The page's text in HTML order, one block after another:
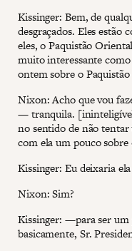
Kissinger: Bem, de
desgraçados. Eles estão
eles, o Paquistão
muito interessante
ontem sobre o
Nixon: Acho que vou
— tranquila.
no sentido de não
com ela um pouco
Kissinger: Eu deixaria
Nixon: Sim?
Kissinger: —para ser
basicamente, Sr.